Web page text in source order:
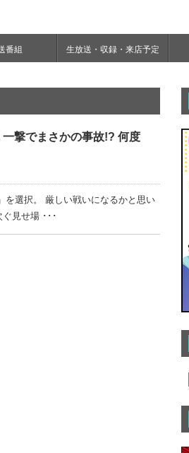
番組 生放送・収録・来店予定
一撃でまさかの事故!? 何度
を選択。 厳しい戦いになるかと思い
見せ場 ･･･